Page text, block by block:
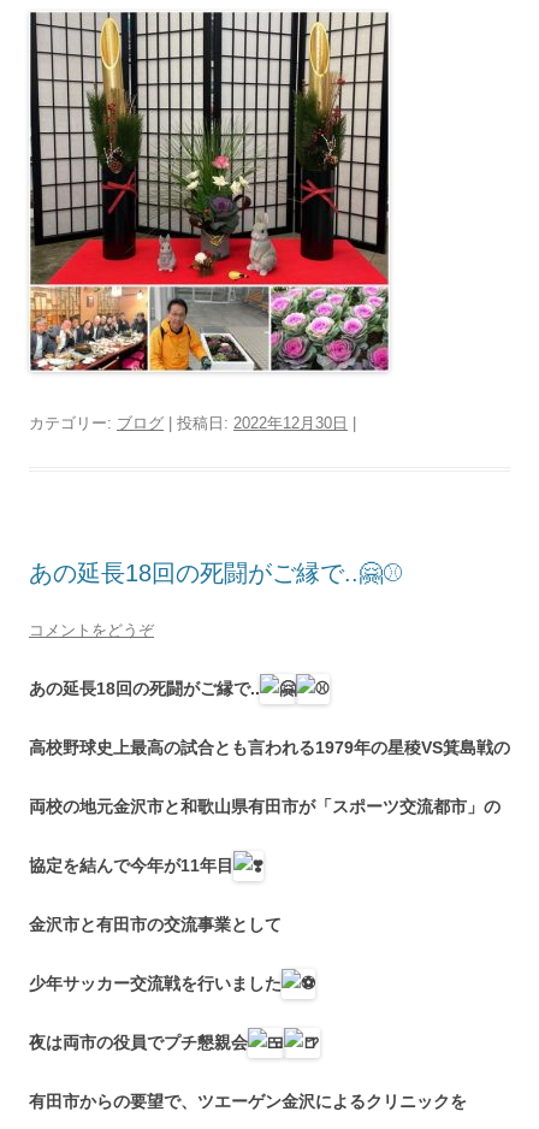
カテゴリー: ブログ | 投稿日: 2022年12月30日
あの延長18回の死闘がご縁で..🤗⚾️
コメントをどうぞ
あの延長18回の死闘がご縁で..
高校野球史上最高の試合とも言われる1979年の星稜VS箕島戦の
両校の地元金沢市と和歌山県有田市が「スポーツ交流都市」の
協定を結んで今年が11年目
金沢市と有田市の交流事業として
少年サッカー交流戦を行いました
夜は両市の役員でプチ懇親会
有田市からの要望で、ツエーゲン金沢によるクリニックを